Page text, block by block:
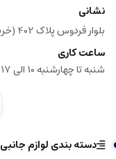
نشانی
بلوار فردوس پلاک 402 (خرید به صورت حضوری امکان پذیر نیست)
ساعت کاری
شنبه تا چهارشنبه 10 الی 17
دسته بندی لوازم جانبی